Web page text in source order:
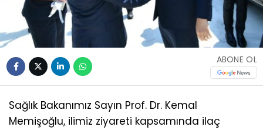
ABONE OL
Sağlık Bakanımız Sayın Prof. Dr. Kemal
Memişoğlu, ilimiz ziyareti kapsamında ilaç